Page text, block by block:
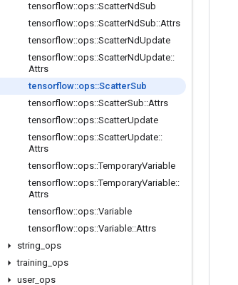
tensorflow::ops::ScatterNdSub
tensorflow::ops::ScatterNdSub::Attrs
tensorflow::ops::ScatterNdUpdate
tensorflow::ops::ScatterNdUpdate::
Attrs
tensorflow::ops::ScatterSub
tensorflow::ops::ScatterSub::Attrs
tensorflow::ops::ScatterUpdate
tensorflow::ops::ScatterUpdate::
Attrs
tensorflow::ops::TemporaryVariable
tensorflow::ops::TemporaryVariable::
Attrs
tensorflow::ops::Variable
tensorflow::ops::Variable::Attrs
string ops
training ops
user_ ops